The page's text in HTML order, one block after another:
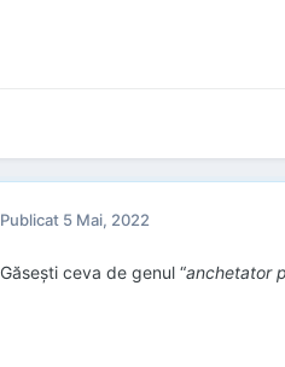
Publicat 5 Mai, 2022
Găsești ceva de genul “anchetator